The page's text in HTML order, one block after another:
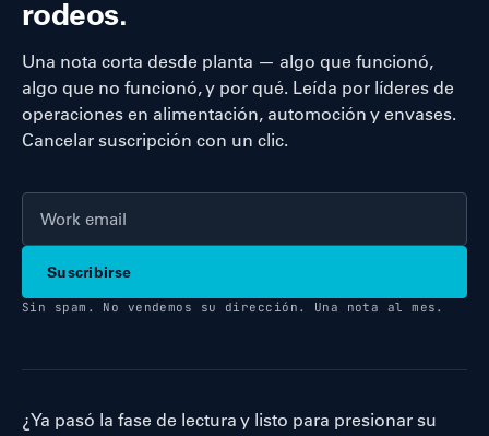
rodeos.
Una nota corta desde planta — algo que funcionó,
algo que no funcionó, y por qué. Leída por líderes de
operaciones en alimentación, automoción y envases.
Cancelar suscripción con un clic.
Suscribirse
Sin spam. No vendemos su dirección. Una nota al mes.
¿Ya pasó la fase de lectura y listo para presionar su